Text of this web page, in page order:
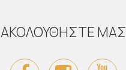
ΑΚΟΛΟΥΘΗΣΤΕ ΜΑΣ